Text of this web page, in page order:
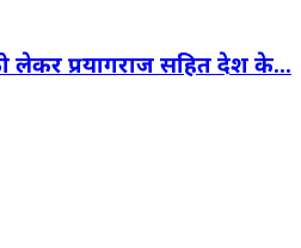
लेकर प्रयागराज सहित देश के...